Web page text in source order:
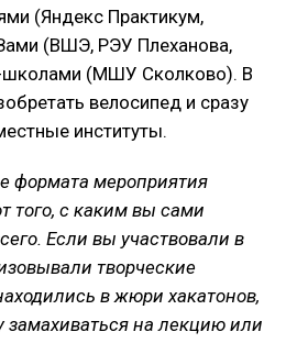
(Яндекс Практикум,
(ВШЭ, РЭУ Плеханова,
школами (МШУ Сколково). В
велосипед и сразу
институты.
формата мероприятия
того, с каким вы сами
Если вы участвовали в
творческие
в жюри хакатонов,
замахиваться на лекцию или